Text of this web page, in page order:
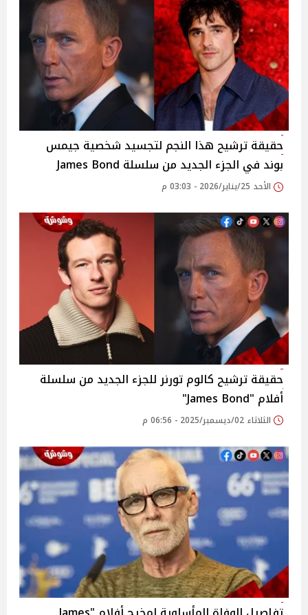
حقيقة ترشيح هذا النجم لتجسيد شخصية جيمس
بوند في الجزء الجديد من سلسلة James Bond
الأحد 25/يناير/2026 - 03:03 م
حقيقة ترشيح كالوم تورنر للجزء الجديد من سلسلة
أفلام "James Bond"
الثلاثاء 02/ديسمبر/2025 - 06:56 م